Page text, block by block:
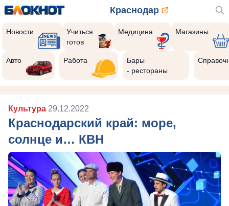
Краснодар
Новости
Учиться
готов
Медицина Магазины
Авто Работа
Бары
- рестораны
Культура 29.12.2022
Краснодарский край: море,
солнце и… КВН